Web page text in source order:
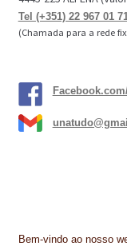
Tel (+351) 22 967 01
(Chamada para a rede
Bem-vindo ao nosso